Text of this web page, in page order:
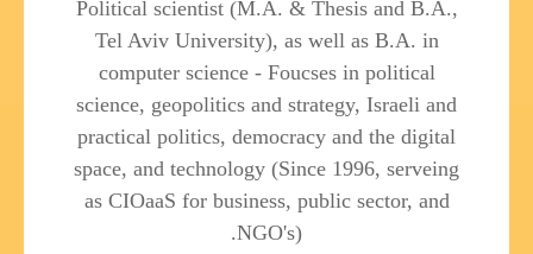
Political scientist (M.A. & Thesis and B.A.,
Tel Aviv University), as well as B.A. in
computer science - Foucses in political
science, geopolitics and strategy, Israeli and
practical politics, democracy and the digital
space, and technology (Since 1996, serveing
as CIOaaS for business, public sector, and
NGO's).